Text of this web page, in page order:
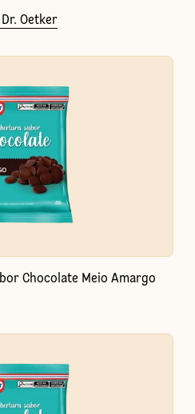
Oetker
Chocolate Meio Amargo